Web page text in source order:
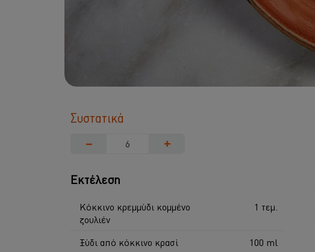
Συστατικά
−
+
Εκτέλεση
Κόκκινο κρεμμύδι κομμένο
ζουλιέν
1 τεμ.
Ξύδι από κόκκινο κρασί
100 ml